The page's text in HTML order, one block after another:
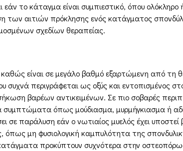
το κάταγμα είναι συμπιεστικό, όπου ολόκληρο
αιτιών πρόκλησης ενός κατάγματος
σχεδίων θεραπείας.
καθώς είναι σε μεγάλο βαθμό εξαρτώμενη από τη
περιγράφεται ως οξύς και εντοπισμένος
βαρέων αντικειμένων. Σε πιο σοβαρές
συμπτώματα όπως μούδιασμα, μυρμήγκιασμα ή
σε παράλυση εάν ο νωτιαίος μυελός έχει υποστεί
μη φυσιολογική καμπυλότητα της
προκύπτουν συχνότερα στην